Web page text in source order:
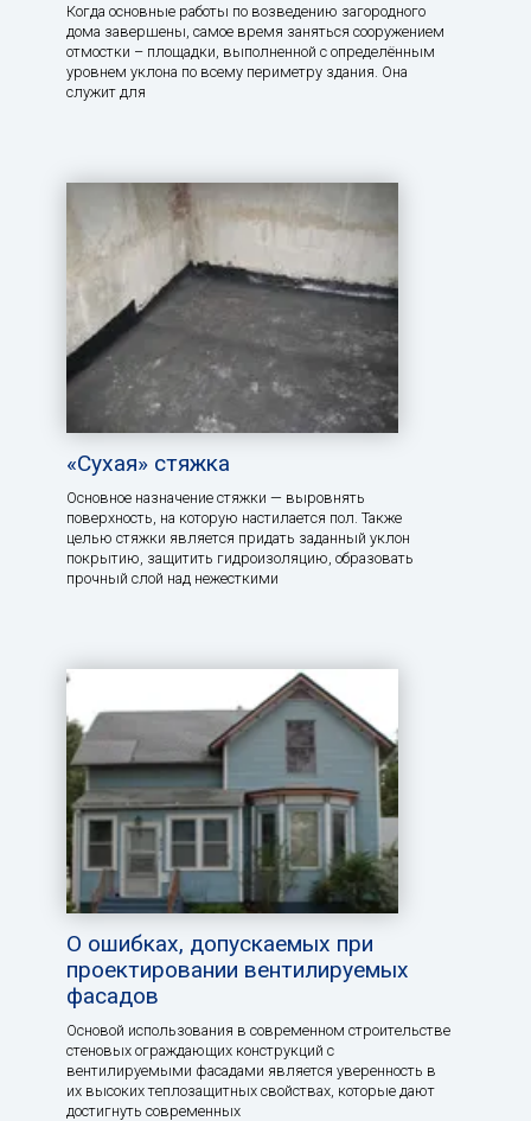
Когда основные работы по возведению загородного
дома завершены, самое время заняться сооружением
отмостки – площадки, выполненной с определённым
уровнем уклона по всему периметру здания. Она
служит для
«Сухая» стяжка
Основное назначение стяжки — выровнять
поверхность, на которую настилается пол. Также
целью стяжки является придать заданный уклон
покрытию, защитить гидроизоляцию, образовать
прочный слой над нежесткими
О ошибках, допускаемых при
проектировании вентилируемых
фасадов
Основой использования в современном строительстве
стеновых ограждающих конструкций с
вентилируемыми фасадами является уверенность в
их высоких теплозащитных свойствах, которые дают
достигнуть современных